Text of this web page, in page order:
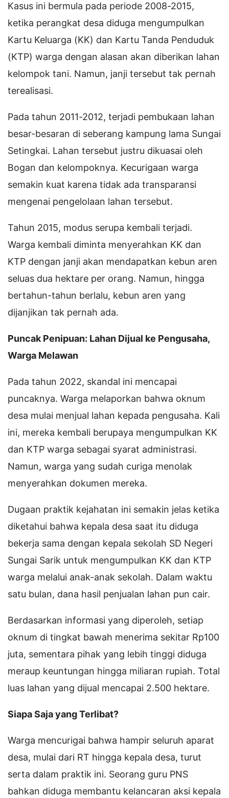
Kasus ini bermula pada periode 2008-2015,
ketika perangkat desa diduga mengumpulkan
Kartu Keluarga (KK) dan Kartu Tanda Penduduk
(KTP) warga dengan alasan akan diberikan lahan
kelompok tani. Namun, janji tersebut tak pernah
terealisasi.
Pada tahun 2011-2012, terjadi pembukaan lahan
besar-besaran di seberang kampung lama Sungai
Setingkai. Lahan tersebut justru dikuasai oleh
Bogan dan kelompoknya. Kecurigaan warga
semakin kuat karena tidak ada transparansi
mengenai pengelolaan lahan tersebut.
Tahun 2015, modus serupa kembali terjadi.
Warga kembali diminta menyerahkan KK dan
KTP dengan janji akan mendapatkan kebun aren
seluas dua hektare per orang. Namun, hingga
bertahun-tahun berlalu, kebun aren yang
dijanjikan tak pernah ada.
Puncak Penipuan: Lahan Dijual ke Pengusaha,
Warga Melawan
Pada tahun 2022, skandal ini mencapai
puncaknya. Warga melaporkan bahwa oknum
desa mulai menjual lahan kepada pengusaha. Kali
ini, mereka kembali berupaya mengumpulkan KK
dan KTP warga sebagai syarat administrasi.
Namun, warga yang sudah curiga menolak
menyerahkan dokumen mereka.
Dugaan praktik kejahatan ini semakin jelas ketika
diketahui bahwa kepala desa saat itu diduga
bekerja sama dengan kepala sekolah SD Negeri
Sungai Sarik untuk mengumpulkan KK dan KTP
warga melalui anak-anak sekolah. Dalam waktu
satu bulan, dana hasil penjualan lahan pun cair.
Berdasarkan informasi yang diperoleh, setiap
oknum di tingkat bawah menerima sekitar Rp100
juta, sementara pihak yang lebih tinggi diduga
meraup keuntungan hingga miliaran rupiah. Total
luas lahan yang dijual mencapai 2.500 hektare.
Siapa Saja yang Terlibat?
Warga mencurigai bahwa hampir seluruh aparat
desa, mulai dari RT hingga kepala desa, turut
serta dalam praktik ini. Seorang guru PNS
bahkan diduga membantu kelancaran aksi kepala